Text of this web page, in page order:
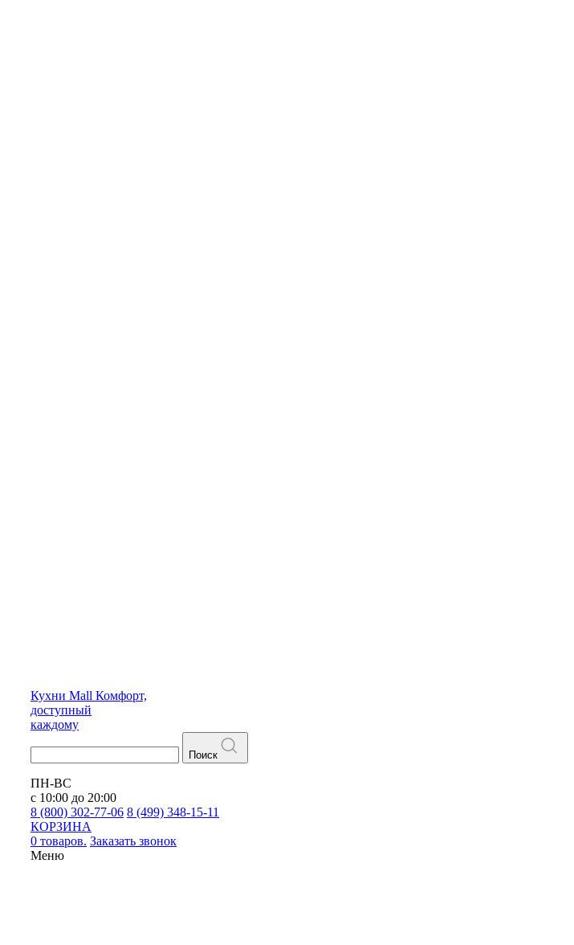
Кухни Mall Комфорт,
доступный
каждому
Поиск
ПН-ВС
с 10:00 до 20:00
8 (800) 302-77-06 8 (499) 348-15-11
КОРЗИНА
0 товаров. Заказать звонок
Меню